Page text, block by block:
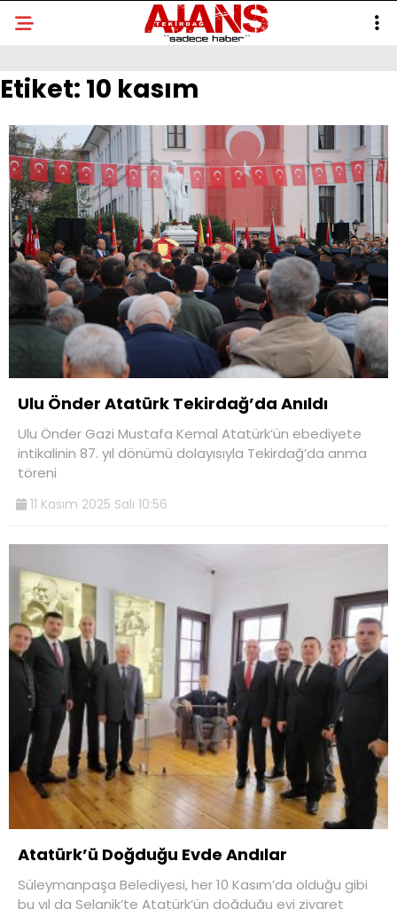
Etiket: 10 kasım
Ulu Önder Atatürk Tekirdağ’da Anıldı
Ulu Önder Gazi Mustafa Kemal Atatürk’ün ebediyete
intikalinin 87. yıl dönümü dolayısıyla Tekirdağ’da anma
töreni
11 Kasım 2025 Salı 10:56
Atatürk’ü Doğduğu Evde Andılar
Süleymanpaşa Belediyesi, her 10 Kasım’da olduğu gibi
bu yıl da Selanik’te Atatürk’ün doğduğu evi ziyaret